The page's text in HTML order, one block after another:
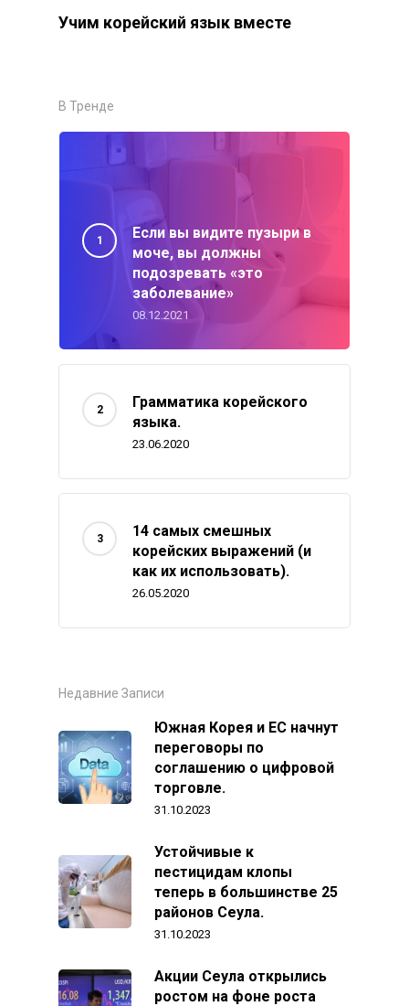
Учим корейский язык вместе
В Тренде
Если вы видите пузыри в
моче, вы должны
подозревать «это
заболевание»
08.12.2021
Грамматика корейского
языка.
23.06.2020
14 самых смешных
корейских выражений (и
как их использовать).
26.05.2020
Недавние Записи
Южная Корея и ЕС начнут
переговоры по
соглашению о цифровой
торговле.
31.10.2023
Устойчивые к
пестицидам клопы
теперь в большинстве 25
районов Сеула.
31.10.2023
Акции Сеула открылись
ростом на фоне роста